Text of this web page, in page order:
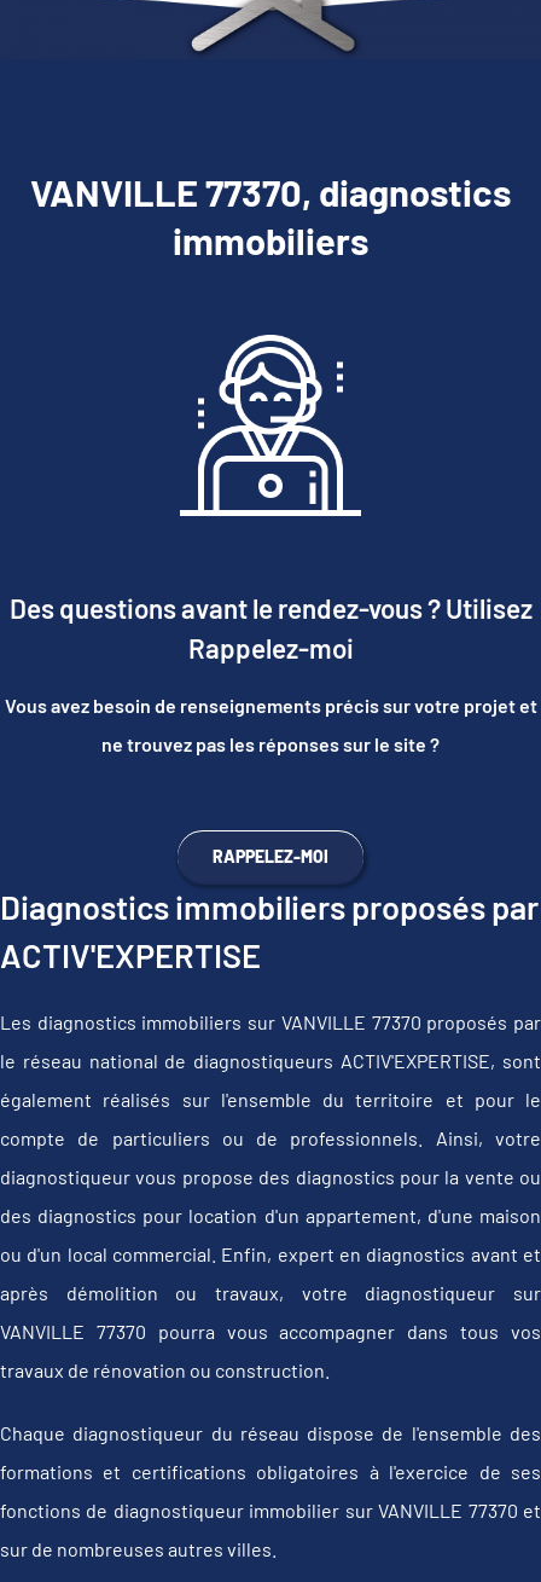
VANVILLE 77370, diagnostics
immobiliers
Des questions avant le rendez-vous ? Utilisez
Rappelez-moi
Vous avez besoin de renseignements précis sur votre projet et
ne trouvez pas les réponses sur le site ?
RAPPELEZ-MOI
Diagnostics immobiliers proposés par
ACTIV'EXPERTISE
Les diagnostics immobiliers sur VANVILLE 77370 proposés par
le réseau national de diagnostiqueurs ACTIV'EXPERTISE, sont
également réalisés sur l'ensemble du territoire et pour le
compte de particuliers ou de professionnels. Ainsi, votre
diagnostiqueur vous propose des diagnostics pour la vente ou
des diagnostics pour location d'un appartement, d'une maison
ou d'un local commercial. Enfin, expert en diagnostics avant et
après démolition ou travaux, votre diagnostiqueur sur
VANVILLE 77370 pourra vous accompagner dans tous vos
travaux de rénovation ou construction.
Chaque diagnostiqueur du réseau dispose de l'ensemble des
formations et certifications obligatoires à l'exercice de ses
fonctions de diagnostiqueur immobilier sur VANVILLE 77370 et
sur de nombreuses autres villes.